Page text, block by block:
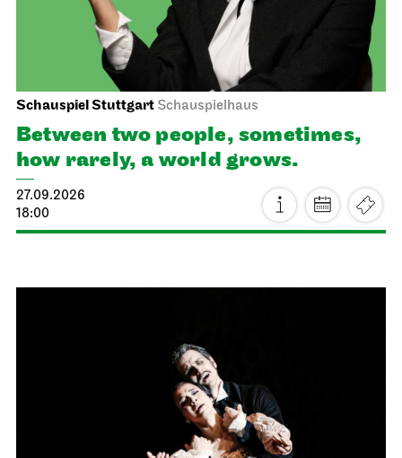
Schauspiel Stuttgart Schauspielhaus
Between two people, sometimes,
how rarely, a world grows.
27.09.2026
18:00